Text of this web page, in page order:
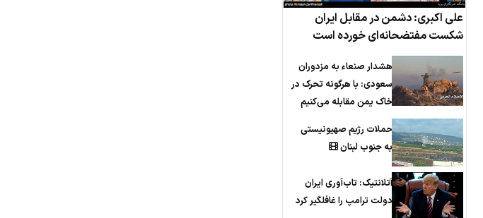
علی اکبری: دشمن در مقابل ایران
شکست مفتضحانه‌ای خورده است
هشدار صنعاء به مزدوران
سعودی: با هرگونه تحرک در
خاک یمن مقابله می‌کنیم
حملات رژیم صهیونیستی
به جنوب لبنان
آتلانتیک: تاب‌آوری ایران
دولت ترامپ را غافلگیر کرد